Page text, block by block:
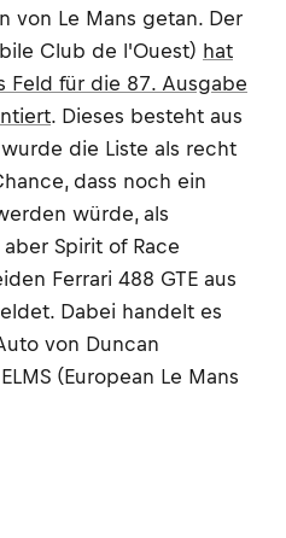
von Le Mans getan. Der
Club de l'Ouest) hat
Feld für die 87. Ausgabe
. Dieses besteht aus
die Liste als recht
dass noch ein
würde, als
Spirit of Race
Ferrari 488 GTE aus
Dabei handelt es
von Duncan
(European Le Mans